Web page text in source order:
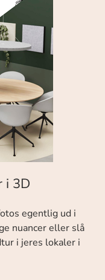
i 3D
egentlig ud i
nuancer eller slå
i jeres lokaler i